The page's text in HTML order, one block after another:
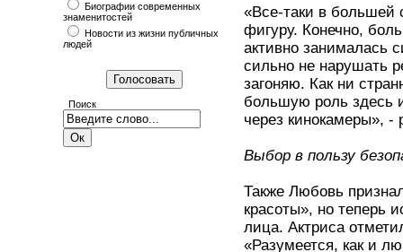
Биографии современных
знаменитостей
Новости из жизни публичных
людей
Поиск
«Все-таки в большей
фигуру. Конечно,
активно занималась
сильно не нарушать
загоняю. Как ни
большую роль здесь
через кинокамеры», -
Выбор в пользу
Также Любовь
красоты», но теперь
лица. Актриса
«Разумеется, как и